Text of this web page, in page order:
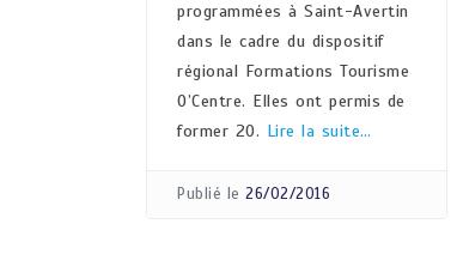
programmées à Saint-Avertin
dans le cadre du dispositif
régional Formations Tourisme
O’Centre. Elles ont permis de
former 20. Lire la suite…
Publié le 26/02/2016